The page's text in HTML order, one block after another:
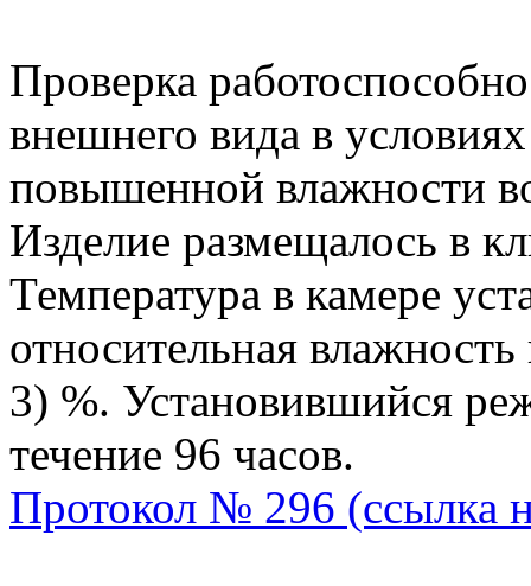
Проверка
внешнего вида в
повышенной влажности
Изделие размещалось в
Температура в камере
относительная
3) %. Установившийся
течение 96 часов.
Протокол № 296 (ссылка